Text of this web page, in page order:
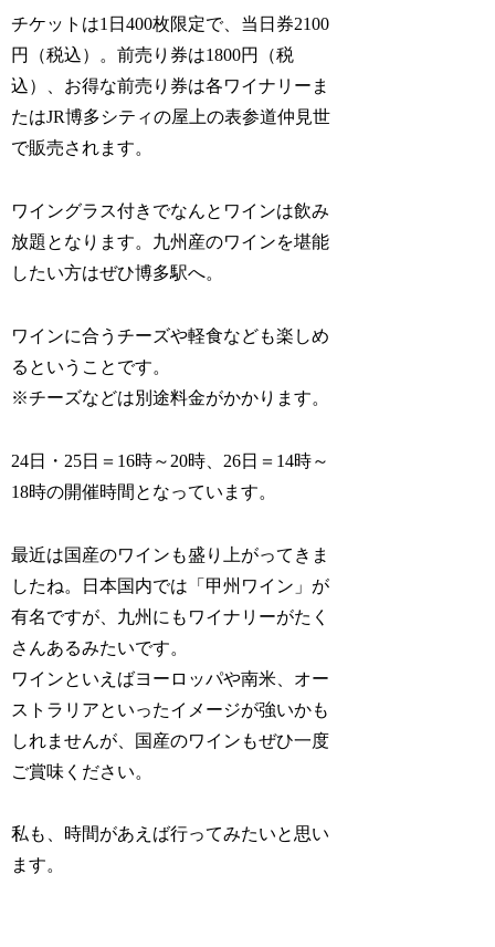
チケットは1日400枚限定で、当日券2100
円（税込）。前売り券は1800円（税
込）、お得な前売り券は各ワイナリーま
たはJR博多シティの屋上の表参道仲見世
で販売されます。
ワイングラス付きでなんとワインは飲み
放題となります。九州産のワインを堪能
したい方はぜひ博多駅へ。
ワインに合うチーズや軽食なども楽しめ
るということです。
※チーズなどは別途料金がかかります。
24日・25日＝16時～20時、26日＝14時～
18時の開催時間となっています。
最近は国産のワインも盛り上がってきま
したね。日本国内では「甲州ワイン」が
有名ですが、九州にもワイナリーがたく
さんあるみたいです。
ワインといえばヨーロッパや南米、オー
ストラリアといったイメージが強いかも
しれませんが、国産のワインもぜひ一度
ご賞味ください。
私も、時間があえば行ってみたいと思い
ます。